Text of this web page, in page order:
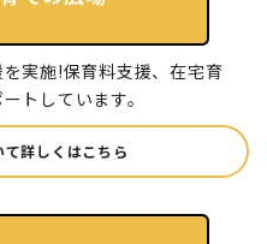
実施!保育料支援、在宅育
トしています。
詳しくはこちら